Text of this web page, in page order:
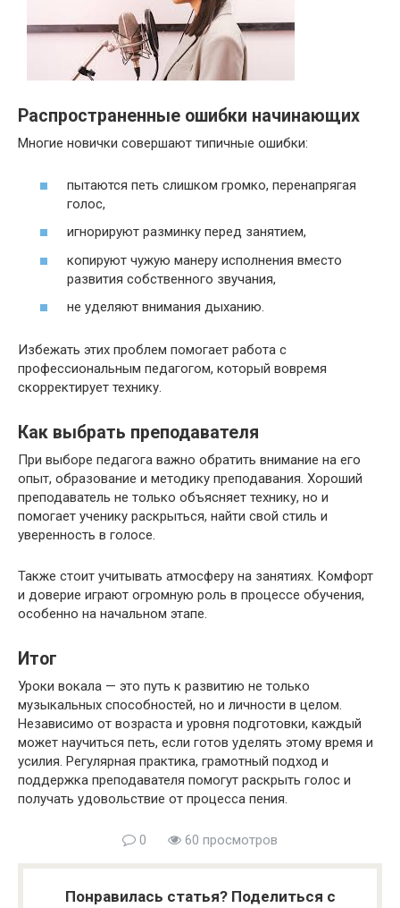
Распространенные ошибки начинающих
Многие новички совершают типичные ошибки:
пытаются петь слишком громко, перенапрягая
голос,
игнорируют разминку перед занятием,
копируют чужую манеру исполнения вместо
развития собственного звучания,
не уделяют внимания дыханию.
Избежать этих проблем помогает работа с
профессиональным педагогом, который вовремя
скорректирует технику.
Как выбрать преподавателя
При выборе педагога важно обратить внимание на его
опыт, образование и методику преподавания. Хороший
преподаватель не только объясняет технику, но и
помогает ученику раскрыться, найти свой стиль и
уверенность в голосе.
Также стоит учитывать атмосферу на занятиях. Комфорт
и доверие играют огромную роль в процессе обучения,
особенно на начальном этапе.
Итог
Уроки вокала — это путь к развитию не только
музыкальных способностей, но и личности в целом.
Независимо от возраста и уровня подготовки, каждый
может научиться петь, если готов уделять этому время и
усилия. Регулярная практика, грамотный подход и
поддержка преподавателя помогут раскрыть голос и
получать удовольствие от процесса пения.
0 60 просмотров
Понравилась статья? Поделиться с